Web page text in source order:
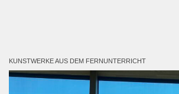
KUNSTWERKE AUS DEM FERNUNTERRICHT